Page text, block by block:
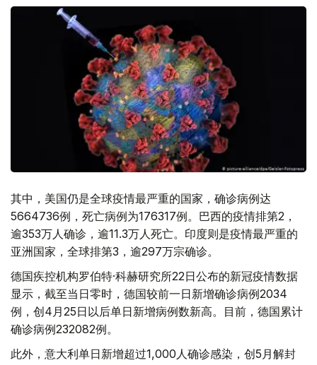
其中，美国仍是全球疫情最严重的国家，确诊病例达
5664736例，死亡病例为176317例。巴西的疫情排第2，
逾353万人确诊，逾11.3万人死亡。印度则是疫情最严重的
亚洲国家，全球排第3，逾297万宗确诊。
德国疾控机构罗伯特·科赫研究所22日公布的新冠疫情数据
显示，截至当日零时，德国较前一日新增确诊病例2034
例，创4月25日以后单日新增病例数新高。目前，德国累计
确诊病例232082例。
此外，意大利单日新增超过1,000人确诊感染，创5月解封